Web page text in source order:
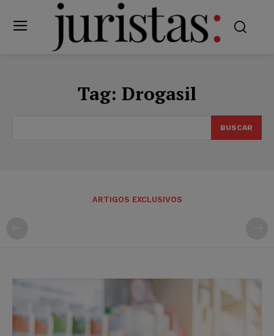
Tag: Drogasil
BUSCAR
ARTIGOS EXCLUSIVOS